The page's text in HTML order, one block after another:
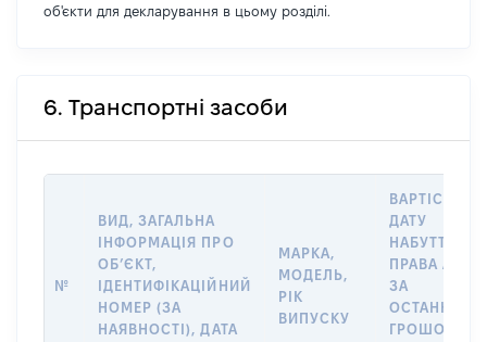
об'єкти для декларування в цьому розділі.
6. Транспортні засоби
№
ВИД, ЗАГАЛЬНА
ІНФОРМАЦІЯ ПРО
ОБʼЄКТ,
ІДЕНТИФІКАЦІЙНИЙ
НОМЕР (ЗА
НАЯВНОСТІ), ДАТА
МАРКА,
МОДЕЛЬ,
РІК
ВИПУСКУ
ВАРТІСТЬ НА
ДАТУ
НАБУТТЯ
ПРАВА АБО
ЗА
ГРОШОВОЮ